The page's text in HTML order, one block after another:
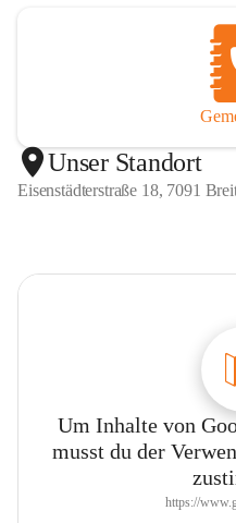
Unser Standort
Eisenstädterstraße 18, 7091
Um Inhalte von
musst du der
https://